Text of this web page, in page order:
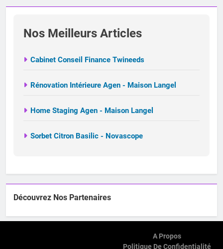
Nos Meilleurs Articles
Cabinet Conseil Finance Twineeds
Rénovation Intérieure Agen - Maison Langel
Home Staging Agen - Maison Langel
Sorbet Citron Basilic - Novascope
Découvrez Nos Partenaires
A Propos
Politique De Confidentialité